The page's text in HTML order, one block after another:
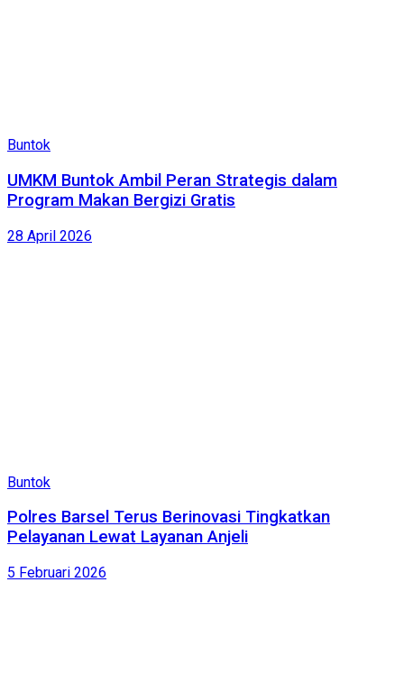
Buntok
UMKM Buntok Ambil Peran Strategis dalam
Program Makan Bergizi Gratis
28 April 2026
Buntok
Polres Barsel Terus Berinovasi Tingkatkan
Pelayanan Lewat Layanan Anjeli
5 Februari 2026